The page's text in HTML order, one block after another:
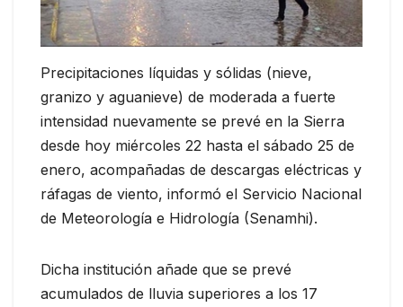
Precipitaciones líquidas y sólidas (nieve,
granizo y aguanieve) de moderada a fuerte
intensidad nuevamente se prevé en la Sierra
desde hoy miércoles 22 hasta el sábado 25 de
enero, acompañadas de descargas eléctricas y
ráfagas de viento, informó el Servicio Nacional
de Meteorología e Hidrología (Senamhi).
Dicha institución añade que se prevé
acumulados de lluvia superiores a los 17